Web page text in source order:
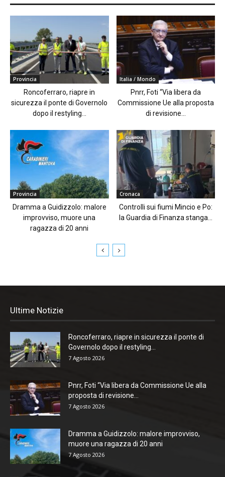
Provincia
Roncoferraro, riapre in
sicurezza il ponte di Governolo
dopo il restyling...
Italia / Mondo
Pnrr, Foti “Via libera da
Commissione Ue alla proposta
di revisione...
Provincia
Dramma a Guidizzolo: malore
improvviso, muore una
ragazza di 20 anni
Cronaca
Controlli sui fiumi Mincio e Po:
la Guardia di Finanza stanga...
Ultime Notizie
Roncoferraro, riapre in sicurezza il ponte di
Governolo dopo il restyling...
7 Agosto 2026
Pnrr, Foti “Via libera da Commissione Ue alla
proposta di revisione...
7 Agosto 2026
Dramma a Guidizzolo: malore improvviso,
muore una ragazza di 20 anni
7 Agosto 2026